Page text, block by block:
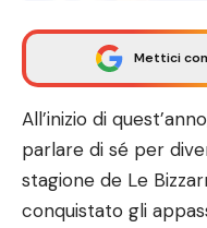
Mettici
All’inizio di
parlare di sé per
stagione de Le
conquistato gli